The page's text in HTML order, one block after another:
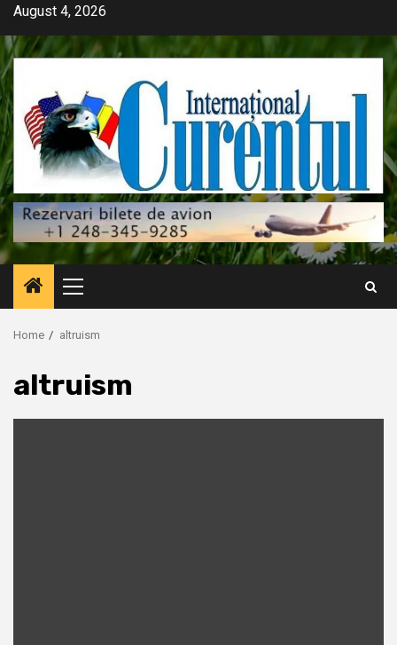
Skip
content
August 4, 2026
Primary
Menu
Home altruism
altruism